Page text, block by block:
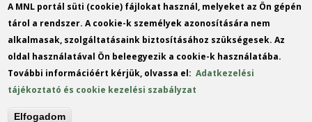
e-
mail)
Postacím: 1014 Budapest, Bécsi kapu
tér 2-4.
Felnőttképzési nyilvántartási szám:
B/2020/002162
Engedélyszám: E/2020/000419
A MNL portál süti (cookie) fájlokat használ, melyeket az Ön gépén
tárol a rendszer. A cookie-k személyek azonosítására nem
alkalmasak, szolgáltatásaink biztosításához szükségesek. Az
oldal használatával Ön beleegyezik a cookie-k használatába.
További információért kérjük, olvassa el:Adatkezelési
tájékoztató és cookie kezelési szabályzat
Elfogadom